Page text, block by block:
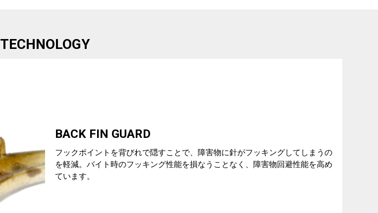
TECHNOLOGY
BACK FIN GUARD
フックポイントを背びれで隠すことで、障害物に針がフッキングしてしまうの
を軽減。バイト時のフッキング性能を損なうことなく、障害物回避性能を高め
ています。